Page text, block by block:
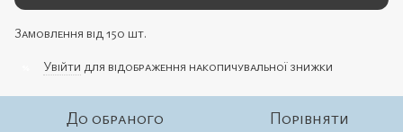
Замовлення від 150 шт.
Увійти для відображення накопичувальної знижки
До обраного Порівняти